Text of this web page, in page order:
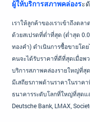
ผู้ให้บริการสภาพคล่องระ
เราให้ลูกค้าของเราเข้าถึงตล
ด้วยสเปรดที่ต่ำที่สุด (ต่ำสุด
ทองคำ) ดำเนินการซื้อขายโด
คนจะได้รับราคาที่ดีที่สุดเมื่อพ
บริการสภาพคล่องรายใหญ่ที่สุ
มีเสถียรภาพด้านราคาในราค
ธนาคารระดับโลกที่ใหญ่ที่สุดแล
Deutsche Bank, LMAX,